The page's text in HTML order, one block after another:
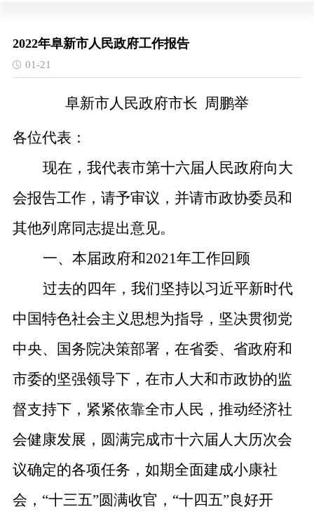
2022年阜新市人民政府工作报告
01-21
阜新市人民政府市长 周鹏举
各位代表：
现在，我代表市第十六届人民政府向大
会报告工作，请予审议，并请市政协委员和
其他列席同志提出意见。
一、本届政府和2021年工作回顾
过去的四年，我们坚持以习近平新时代
中国特色社会主义思想为指导，坚决贯彻党
中央、国务院决策部署，在省委、省政府和
市委的坚强领导下，在市人大和市政协的监
督支持下，紧紧依靠全市人民，推动经济社
会健康发展，圆满完成市十六届人大历次会
议确定的各项任务，如期全面建成小康社
会， “十三五”圆满收官， “十四五”良好开